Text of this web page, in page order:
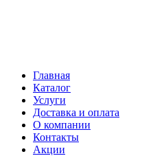
Главная
Каталог
Услуги
Доставка и оплата
О компании
Контакты
Акции